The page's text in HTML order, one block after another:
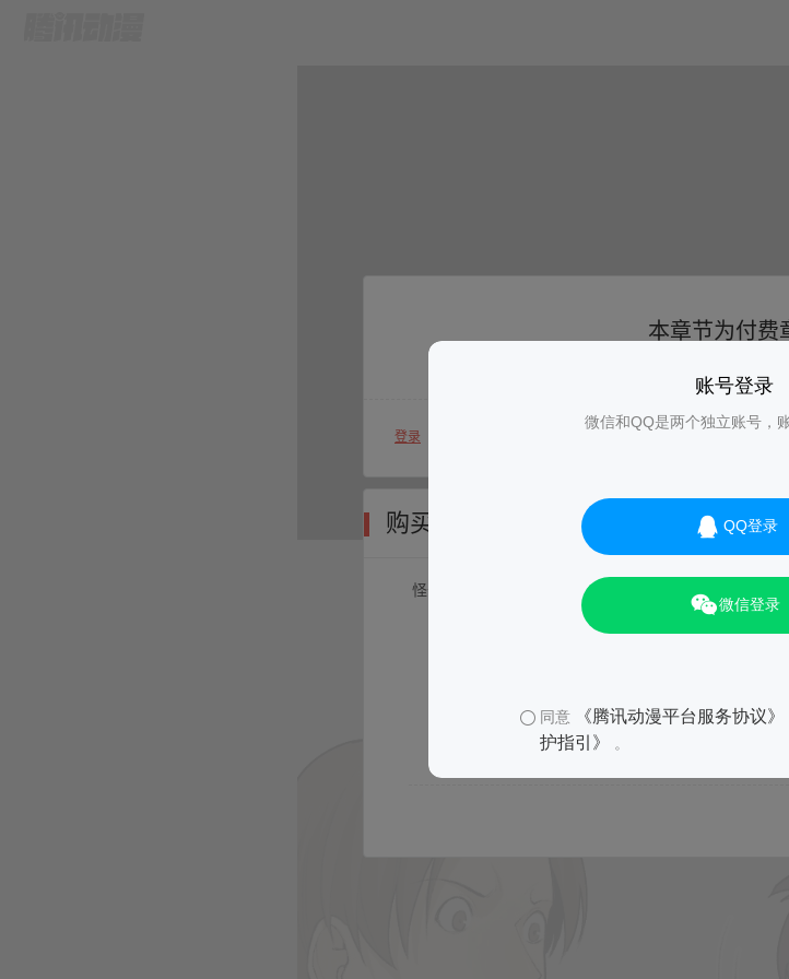
账号登录
微信和QQ是两个独立账号，
QQ登录
微信登录
同意 《腾讯动漫平台服务协议》
护指引》
。